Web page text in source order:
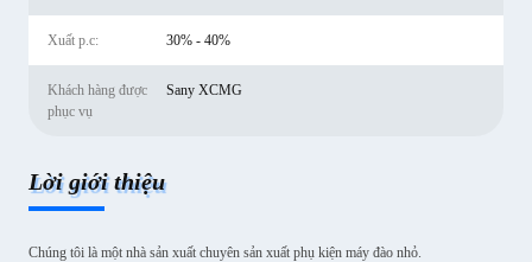
Xuất p.c: 30% - 40%
Khách hàng được
phục vụ
Sany XCMG
Lời giới thiệu
Chúng tôi là một nhà sản xuất chuyên sản xuất phụ kiện máy đào nhỏ.